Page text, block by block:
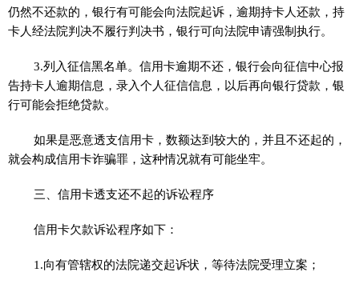
仍然不还款的，银行有可能会向法院起诉，逾期持卡人还款，持
卡人经法院判决不履行判决书，银行可向法院申请强制执行。
3.列入征信黑名单。信用卡逾期不还，银行会向征信中心报
告持卡人逾期信息，录入个人征信信息，以后再向银行贷款，银
行可能会拒绝贷款。
如果是恶意透支信用卡，数额达到较大的，并且不还起的，
就会构成信用卡诈骗罪，这种情况就有可能坐牢。
三、信用卡透支还不起的诉讼程序
信用卡欠款诉讼程序如下：
1.向有管辖权的法院递交起诉状，等待法院受理立案；